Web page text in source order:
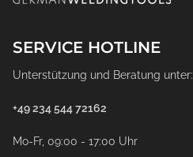
SERVICE HOTLINE
Unterstützung und Beratung unter:
+49 234 544 72162
Mo-Fr, 09:00 - 17:00 Uhr